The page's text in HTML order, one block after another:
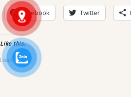
Facebook Twitter
Like this:
Loading...